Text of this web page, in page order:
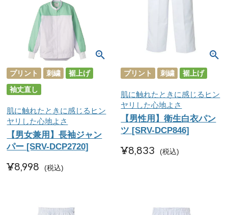
プリント 刺繍
裾上げ
袖丈直し
肌に触れたときに感じるヒン
ヤリした心地よさ
【男女兼用】長袖ジャン
パー [SRV-DCP2720]
¥8,998 税込
プリント 刺繍 裾上げ
肌に触れたときに感じるヒン
ヤリした心地よさ
【男性用】衛生白衣パン
ツ [SRV-DCP846]
¥8,833 税込